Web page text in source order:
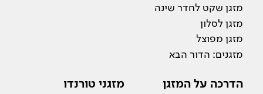
מזגן שקט לחדר שינה
מזגן לסלון
מזגן מפוצל
מזגנים: הדור הבא
הדרכה על המזגן מזגני טורנדו